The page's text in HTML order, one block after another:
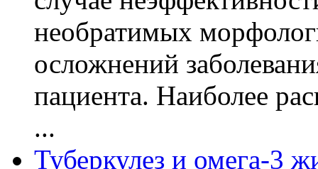
необратимых
осложнений
пациента. Наиболее
...
Туберкулез и омега-3